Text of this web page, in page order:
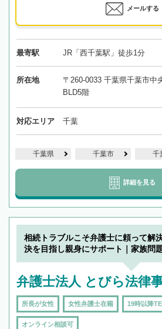
メールする
最寄駅 JR「西千葉駅」徒歩1分
所在地
〒260-0033 千葉県千葉市中
BLD5階
対応エリア 千葉
千葉県 千葉市 千
詳細を見る
相続トラブルこそ弁護士に頼って解
決を目指し親身にサポート｜家族問
弁護士法人 とびら法律
所長が女性 女性弁護士在籍 19時以降
オンライン相談可